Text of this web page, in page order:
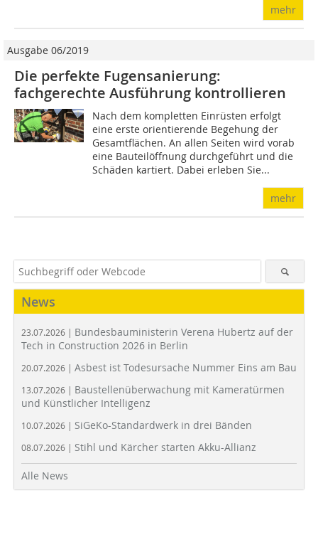
mehr
Ausgabe 06/2019
Die perfekte Fugensanierung:
fachgerechte Ausführung kontrollieren
Nach dem kompletten Einrüsten erfolgt
eine erste orientierende Begehung der
Gesamtflächen. An allen Seiten wird vorab
eine Bauteilöffnung durchgeführt und die
Schäden kartiert. Dabei erleben Sie...
mehr
News
23.07.2026 | Bundesbauministerin Verena Hubertz auf der
Tech in Construction 2026 in Berlin
20.07.2026 | Asbest ist Todesursache Nummer Eins am Bau
13.07.2026 | Baustellenüberwachung mit Kameratürmen
und Künstlicher Intelligenz
10.07.2026 | SiGeKo-Standardwerk in drei Bänden
08.07.2026 | Stihl und Kärcher starten Akku-Allianz
Alle News